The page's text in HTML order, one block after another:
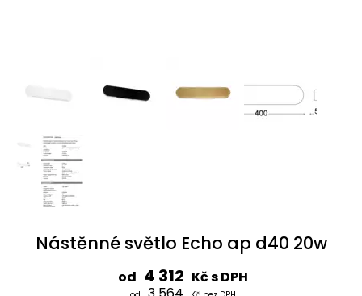
Nástěnné světlo Echo ap d40 20w
od 4 312 Kč s DPH